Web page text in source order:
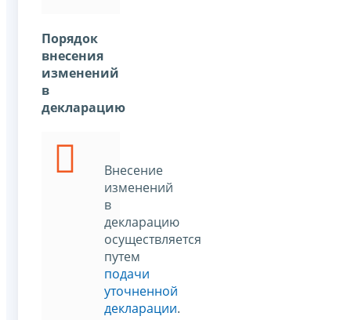
Порядок
внесения
изменений
в
декларацию
Внесение
изменений
в
декларацию
осуществляется
путем
подачи
уточненной
декларации.